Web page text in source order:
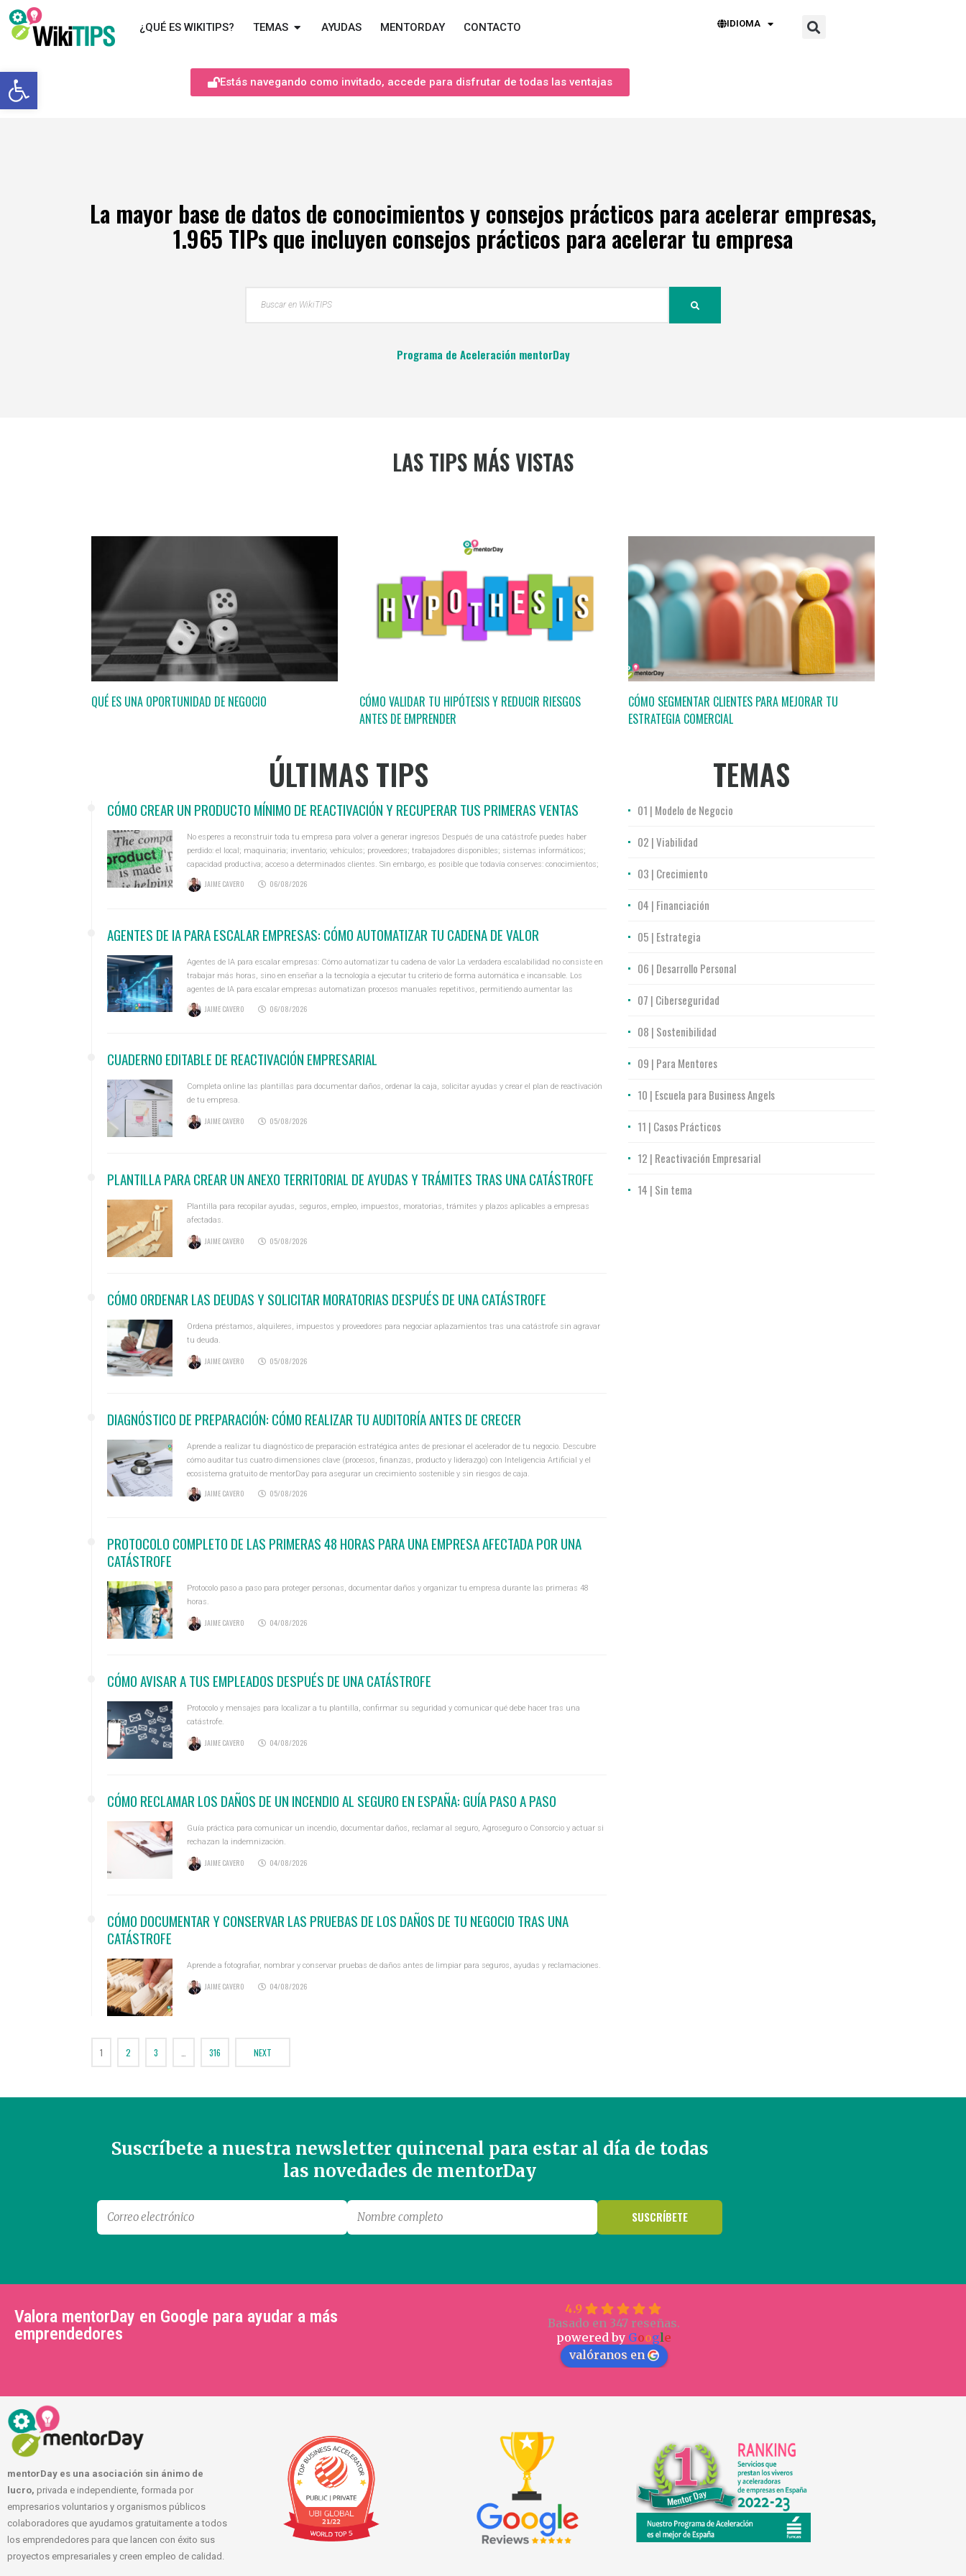
Abrir barra de herramientas
¿QUÉ ES WIKITIPS? TEMAS AYUDAS MENTORDAY CONTACTO IDIOMA
Estás navegando como invitado, accede para disfrutar de todas las ventajas
La mayor base de datos de conocimientos y consejos prácticos para acelerar empresas,
1.965 TIPs que incluyen consejos prácticos para acelerar tu empresa
Programa de Aceleración mentorDay
LAS TIPS MÁS VISTAS
QUÉ ES UNA OPORTUNIDAD DE NEGOCIO
CÓMO VALIDAR TU HIPÓTESIS Y REDUCIR RIESGOS
ANTES DE EMPRENDER
CÓMO SEGMENTAR CLIENTES PARA MEJORAR TU
ESTRATEGIA COMERCIAL
ÚLTIMAS TIPS
CÓMO CREAR UN PRODUCTO MÍNIMO DE REACTIVACIÓN Y RECUPERAR TUS PRIMERAS VENTAS
No esperes a reconstruir toda tu empresa para volver a generar ingresos Después de una catástrofe puedes haber
perdido: el local; maquinaria; inventario; vehículos; proveedores; trabajadores disponibles; sistemas informáticos;
capacidad productiva; acceso a determinados clientes. Sin embargo, es posible que todavía conserves: conocimientos;
experiencia; contactos; reputación; una base de clientes;
JAIME CAVERO 06/08/2026
AGENTES DE IA PARA ESCALAR EMPRESAS: CÓMO AUTOMATIZAR TU CADENA DE VALOR
Agentes de IA para escalar empresas: Cómo automatizar tu cadena de valor La verdadera escalabilidad no consiste en
trabajar más horas, sino en enseñar a la tecnología a ejecutar tu criterio de forma automática e incansable. Los
agentes de IA para escalar empresas automatizan procesos manuales repetitivos, permitiendo aumentar las
JAIME CAVERO 06/08/2026
CUADERNO EDITABLE DE REACTIVACIÓN EMPRESARIAL
Completa online las plantillas para documentar daños, ordenar la caja, solicitar ayudas y crear el plan de reactivación
de tu empresa.
JAIME CAVERO 05/08/2026
PLANTILLA PARA CREAR UN ANEXO TERRITORIAL DE AYUDAS Y TRÁMITES TRAS UNA CATÁSTROFE
Plantilla para recopilar ayudas, seguros, empleo, impuestos, moratorias, trámites y plazos aplicables a empresas
afectadas.
JAIME CAVERO 05/08/2026
CÓMO ORDENAR LAS DEUDAS Y SOLICITAR MORATORIAS DESPUÉS DE UNA CATÁSTROFE
Ordena préstamos, alquileres, impuestos y proveedores para negociar aplazamientos tras una catástrofe sin agravar
tu deuda.
JAIME CAVERO 05/08/2026
DIAGNÓSTICO DE PREPARACIÓN: CÓMO REALIZAR TU AUDITORÍA ANTES DE CRECER
Aprende a realizar tu diagnóstico de preparación estratégica antes de presionar el acelerador de tu negocio. Descubre
cómo auditar tus cuatro dimensiones clave (procesos, finanzas, producto y liderazgo) con Inteligencia Artificial y el
ecosistema gratuito de mentorDay para asegurar un crecimiento sostenible y sin riesgos de caja.
JAIME CAVERO 05/08/2026
PROTOCOLO COMPLETO DE LAS PRIMERAS 48 HORAS PARA UNA EMPRESA AFECTADA POR UNA
CATÁSTROFE
Protocolo paso a paso para proteger personas, documentar daños y organizar tu empresa durante las primeras 48
horas.
JAIME CAVERO 04/08/2026
CÓMO AVISAR A TUS EMPLEADOS DESPUÉS DE UNA CATÁSTROFE
Protocolo y mensajes para localizar a tu plantilla, confirmar su seguridad y comunicar qué debe hacer tras una
catástrofe.
JAIME CAVERO 04/08/2026
CÓMO RECLAMAR LOS DAÑOS DE UN INCENDIO AL SEGURO EN ESPAÑA: GUÍA PASO A PASO
Guía práctica para comunicar un incendio, documentar daños, reclamar al seguro, Agroseguro o Consorcio y actuar si
rechazan la indemnización.
JAIME CAVERO 04/08/2026
CÓMO DOCUMENTAR Y CONSERVAR LAS PRUEBAS DE LOS DAÑOS DE TU NEGOCIO TRAS UNA
CATÁSTROFE
Aprende a fotografiar, nombrar y conservar pruebas de daños antes de limpiar para seguros, ayudas y reclamaciones.
JAIME CAVERO 04/08/2026
1 2 3 316 NEXT
TEMAS
01 | Modelo de Negocio
02 | Viabilidad
03 | Crecimiento
04 | Financiación
05 | Estrategia
06 | Desarrollo Personal
07 | Ciberseguridad
08 | Sostenibilidad
09 | Para Mentores
10 | Escuela para Business Angels
11 | Casos Prácticos
12 | Reactivación Empresarial
14 | Sin tema
Suscríbete a nuestra newsletter quincenal para estar al día de todas
las novedades de mentorDay
Valora mentorDay en Google para ayudar a más
emprendedores
4.9
Basado en 347 reseñas.
powered by Google
valóranos en
mentorDay es una asociación sin ánimo de
lucro, privada e independiente, formada por
empresarios voluntarios y organismos públicos
colaboradores que ayudamos gratuitamente a todos
los emprendedores para que lancen con éxito sus
proyectos empresariales y creen empleo de calidad.